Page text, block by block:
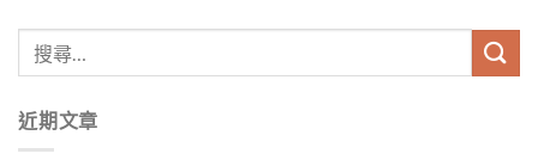
近期文章